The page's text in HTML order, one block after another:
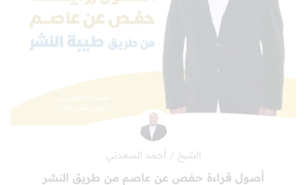
الشيخ / أحمد السعدني
أصول قراءة حفص عن عاصم من طريق النشر